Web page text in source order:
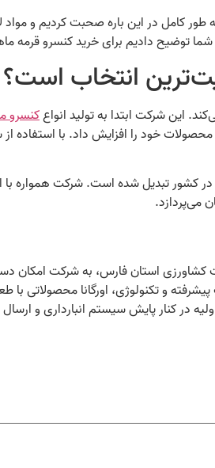
کامل در این باره صحبت کردیم و مواد
توضیح دادیم برای خرید کنسرو قرمه
انتخاب است؟
این شرکت ابتدا به تولید انواعکنسرو
خود را افزایش داد. با استفاده
کشور تبدیل شده است. شرکت همواره با
کشاورزی استان فارس، به شرکت امکان
و تکنولوژی، اورگانا محصولاتی
در کنار پایش سیستم انبارداری و